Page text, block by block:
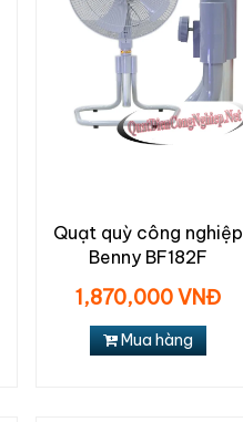
Quạt quỳ công nghiệp
Benny BF182F
1,870,000 VNĐ
Mua hàng